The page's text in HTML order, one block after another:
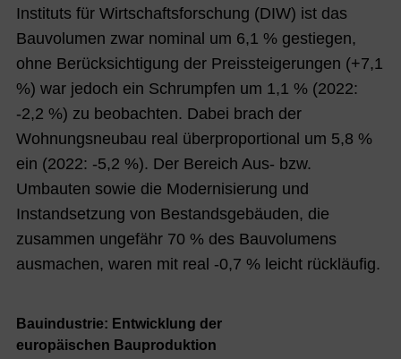
Instituts für Wirtschaftsforschung (DIW) ist das
Bauvolumen zwar nominal um 6,1 % gestiegen,
ohne Berücksichtigung der Preissteigerungen (+7,1
%) war jedoch ein Schrumpfen um 1,1 % (2022:
-2,2 %) zu beobachten. Dabei brach der
Wohnungsneubau real überproportional um 5,8 %
ein (2022: -5,2 %). Der Bereich Aus- bzw.
Umbauten sowie die Modernisierung und
Instandsetzung von Bestandsgebäuden, die
zusammen ungefähr 70 % des Bauvolumens
ausmachen, waren mit real -0,7 % leicht rückläufig.
Bauindustrie: Entwicklung der
europäischen Bauproduktion